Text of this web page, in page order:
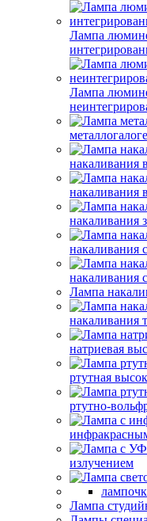
Лампа
Лампа
накаливания
накаливания
накаливания
накаливания
накаливания
Лампа
накаливания
натриевая
ртутная
ртутно-
излучением
Лампа